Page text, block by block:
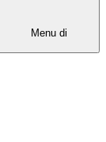
Menu di